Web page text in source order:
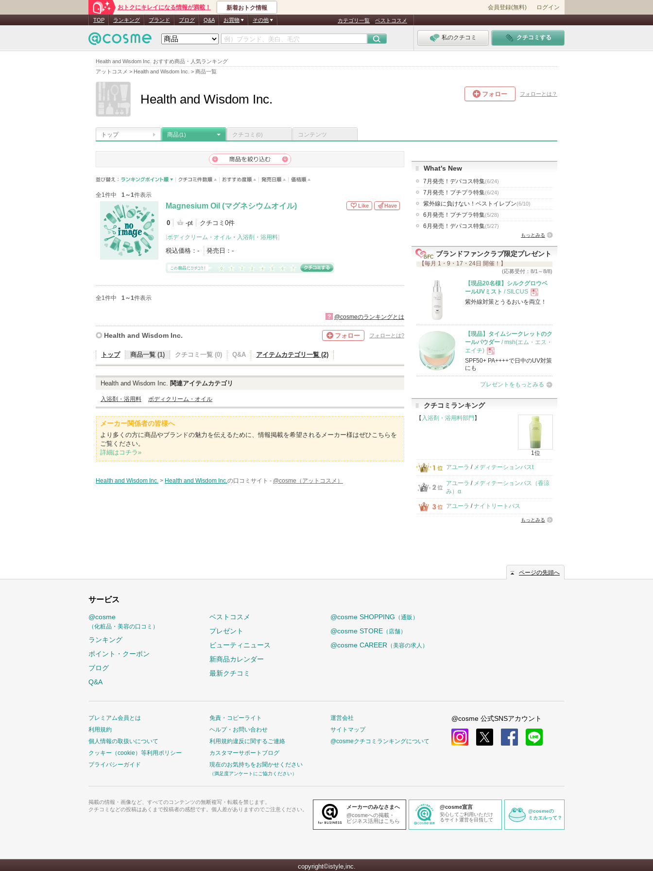
Health and Wisdom Inc. おすすめ商品・人気ランキング
アットコスメ > Health and Wisdom Inc. > 商品一覧
おトクにキレイになる情報が満載！ 新着おトク情報 会員登録(無料) ログイン
TOP ランキング ブランド ブログ Q&A お買物 その他 カテゴリ一覧 ベストコスメ
私のクチコミ クチコミする
Health and Wisdom Inc. フォロー フォローとは？
トップ 商品(1) クチコミ (0) コンテンツ
全1件中 1～1件表示
Magnesium Oil (マグネシウムオイル)
0 -pt クチコミ0件
[ボディクリーム・オイル ・ 入浴剤・浴用料]
税込価格： - 発売日： -
Like Have
全1件中 1～1件表示
? @cosmeのランキングとは
Health and Wisdom Inc. フォロー フォローとは?
トップ 商品一覧 (1) クチコミ一覧 (0) Q&A アイテムカテゴリ一覧 (2)
Health and Wisdom Inc. 関連アイテムカテゴリ
入浴剤・浴用料 ボディクリーム・オイル
メーカー関係者の皆様へ
より多くの方に商品やブランドの魅力を伝えるために、情報掲載を希望されるメーカー様はぜひこちらを
ご覧ください。
詳細はコチラ»
Health and Wisdom Inc. > Health and Wisdom Inc.の口コミサイト - @cosme（アットコスメ）
What's New
7月発売！デパコス特集(6/24)
7月発売！プチプラ特集(6/24)
紫外線に負けない！ベストイレブン(6/10)
6月発売！プチプラ特集(5/28)
6月発売！デパコス特集(5/27)
もっとみる
ブランドファンクラブ限定プレゼント
【毎月 1・9・17・24日 開催！】
(応募受付：8/1～8/8)
【現品20名様】シルクグロウベ
ールUVミスト / SILCUS
現
紫外線対策とうるおいを両立！
【現品】タイムシークレットのク
ールパウダー / msh(エム・エス・
エイチ)
現
品
SPF50+ PA++++で日中のUV対策
にも
プレゼントをもっとみる
クチコミランキング
【 入浴剤・浴用料部門 】
1位
アユーラ / メディテーションバスt
アユーラ / メディテーションバス（香涼
み）α
アユーラ /ナイトリートバス
もっとみる
ページの先頭へ
サービス
@cosme
（化粧品・美容の口コミ）
ランキング
ポイント・クーポン
ブログ
Q&A
ベストコスメ
プレゼント
ビューティニュース
新商品カレンダー
最新クチコミ
@cosme SHOPPING （通販）
@cosme STORE （店舗）
@cosme CAREER （美容の求人）
プレミアム会員とは
利用規約
個人情報の取扱いについて
クッキー（cookie）等利用ポリシー
プライバシーガイド
免責・コピーライト
ヘルプ・お問い合わせ
利用規約違反に関するご連絡
カスタマーサポートブログ
現在のお気持ちをお聞かせください
（満足度アンケートにご協力ください）
運営会社
サイトマップ
@cosmeクチコミランキングについて
@cosme 公式SNSアカウント
掲載の情報・画像など、すべてのコンテンツの無断複写・転載を禁じます。
クチコミなどの投稿はあくまで投稿者の感想です。個人差がありますのでご注意ください。
メーカーのみなさまへ
@cosmeへの掲載・
ビジネス活用はこちら
@cosme宣言
安心してご利用いただけ
るサイト運営を目指して
@cosmeの
ミカエルって？
copyright©istyle,inc.